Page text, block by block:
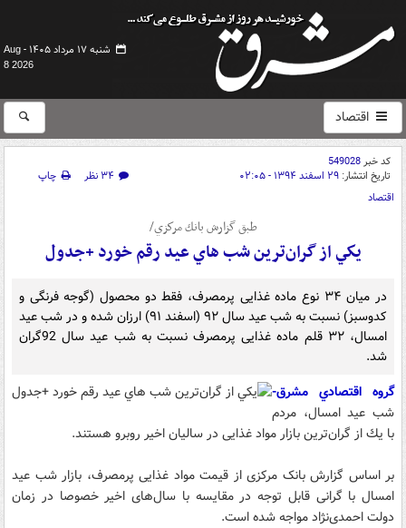
شنبه ۱۷ مرداد ۱۴۰۵ -
Aug
8 2026
اقتصاد
کد خبر549028
تاریخ انتشار: ۲۹ اسفند ۱۳۹۴ - ۰۲:۰۵ ۳۴ نظر
چاپ
اقتصاد
طبق گزارش بانك مركزي/
يكي از گران‌ترین شب هاي عید رقم خورد +جدول
در میان ۳۴ نوع ماده غذایی پرمصرف، فقط دو محصول (گوجه فرنگی و
کدوسبز) نسبت به شب عید سال ۹۲ (اسفند ۹۱) ارزان شده و در شب عید
امسال، ۳۲ قلم ماده غذایی پرمصرف نسبت به شب عید سال 92گران
شد.
گروه اقتصادي مشرق-
شب عید امسال، مردم
با يك از گران‌ترین بازار مواد غذایی در سالیان اخیر روبرو هستند.
بر اساس گزارش بانک مرکزی از قیمت مواد غذایی پرمصرف، بازار شب عید
امسال با گرانی‌ قابل توجه در مقایسه با سال‌های اخیر خصوصا در زمان
دولت احمدی‌نژاد مواجه شده است.